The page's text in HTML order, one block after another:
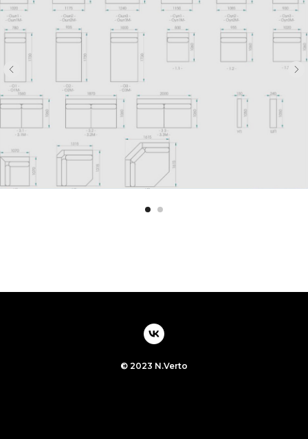
© 2023 N.Verto